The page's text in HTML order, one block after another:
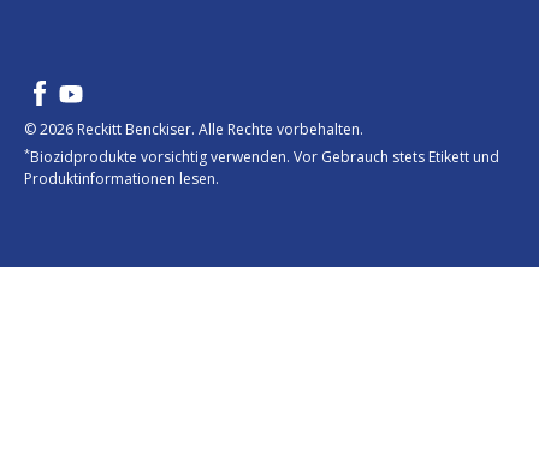
© 2026 Reckitt Benckiser. Alle Rechte vorbehalten.
*Biozidprodukte vorsichtig verwenden. Vor Gebrauch stets Etikett und
Produktinformationen lesen.